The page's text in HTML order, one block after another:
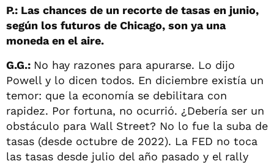
P.: Las chances de un recorte de tasas en junio,
según los futuros de Chicago, son ya una
moneda en el aire.
G.G.: No hay razones para apurarse. Lo dijo
Powell y lo dicen todos. En diciembre existía un
temor: que la economía se debilitara con
rapidez. Por fortuna, no ocurrió. ¿Debería ser un
obstáculo para Wall Street? No lo fue la suba de
tasas (desde octubre de 2022). La FED no toca
las tasas desde julio del año pasado y el rally